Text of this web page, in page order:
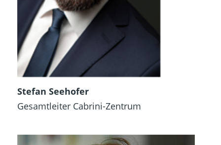
Stefan Seehofer
Gesamtleiter Cabrini-Zentrum